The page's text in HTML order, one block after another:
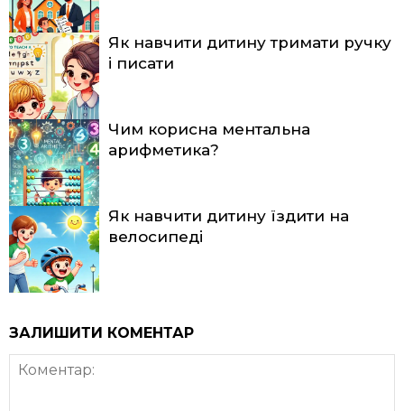
Як навчити дитину тримати ручку
і писати
Чим корисна ментальна
арифметика?
Як навчити дитину їздити на
велосипеді
ЗАЛИШИТИ КОМЕНТАР